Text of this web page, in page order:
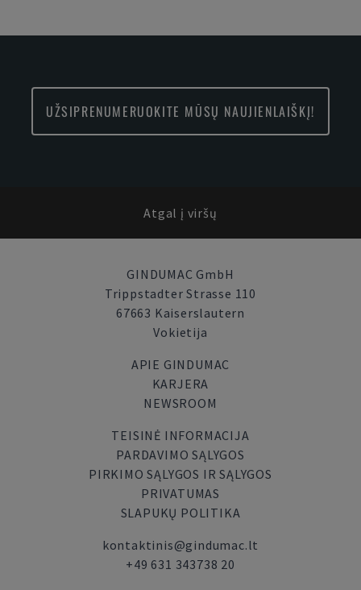
UŽSIPRENUMERUOKITE MŪSŲ NAUJIENLAIŠKĮ!
Atgal į viršų
GINDUMAC GmbH
Trippstadter Strasse 110
67663 Kaiserslautern
Vokietija
APIE GINDUMAC
KARJERA
NEWSROOM
TEISINĖ INFORMACIJA
PARDAVIMO SĄLYGOS
PIRKIMO SĄLYGOS IR SĄLYGOS
PRIVATUMAS
SLAPUKŲ POLITIKA
kontaktinis@gindumac.lt
+49 631 343738 20